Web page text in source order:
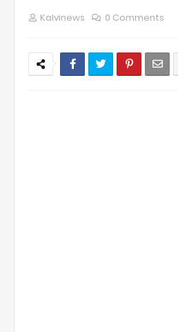
Kalvinews 0 Comments